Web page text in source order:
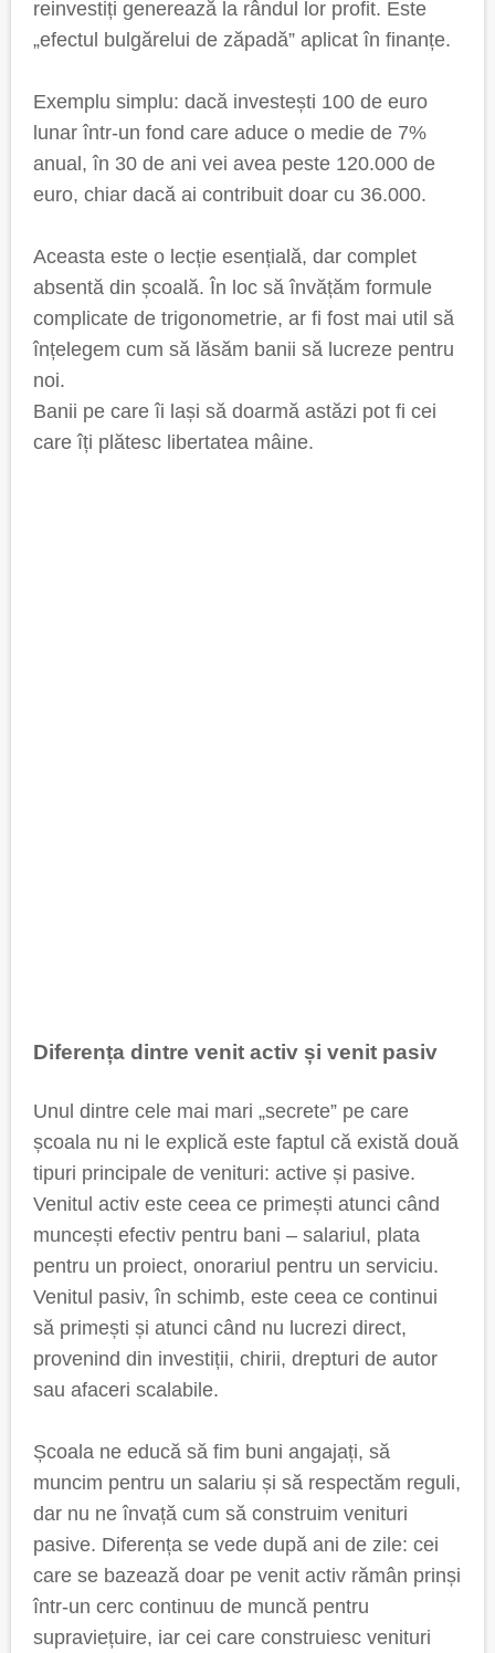
reinvestiți generează la rândul lor profit. Este
„efectul bulgărelui de zăpadă” aplicat în finanțe.
Exemplu simplu: dacă investești 100 de euro
lunar într-un fond care aduce o medie de 7%
anual, în 30 de ani vei avea peste 120.000 de
euro, chiar dacă ai contribuit doar cu 36.000.
Aceasta este o lecție esențială, dar complet
absentă din școală. În loc să învățăm formule
complicate de trigonometrie, ar fi fost mai util să
înțelegem cum să lăsăm banii să lucreze pentru
noi.
Banii pe care îi lași să doarmă astăzi pot fi cei
care îți plătesc libertatea mâine.
Diferența dintre venit activ și venit pasiv
Unul dintre cele mai mari „secrete” pe care
școala nu ni le explică este faptul că există două
tipuri principale de venituri: active și pasive.
Venitul activ este ceea ce primești atunci când
muncești efectiv pentru bani – salariul, plata
pentru un proiect, onorariul pentru un serviciu.
Venitul pasiv, în schimb, este ceea ce continui
să primești și atunci când nu lucrezi direct,
provenind din investiții, chirii, drepturi de autor
sau afaceri scalabile.
Școala ne educă să fim buni angajați, să
muncim pentru un salariu și să respectăm reguli,
dar nu ne învață cum să construim venituri
pasive. Diferența se vede după ani de zile: cei
care se bazează doar pe venit activ rămân prinși
într-un cerc continuu de muncă pentru
supraviețuire, iar cei care construiesc venituri